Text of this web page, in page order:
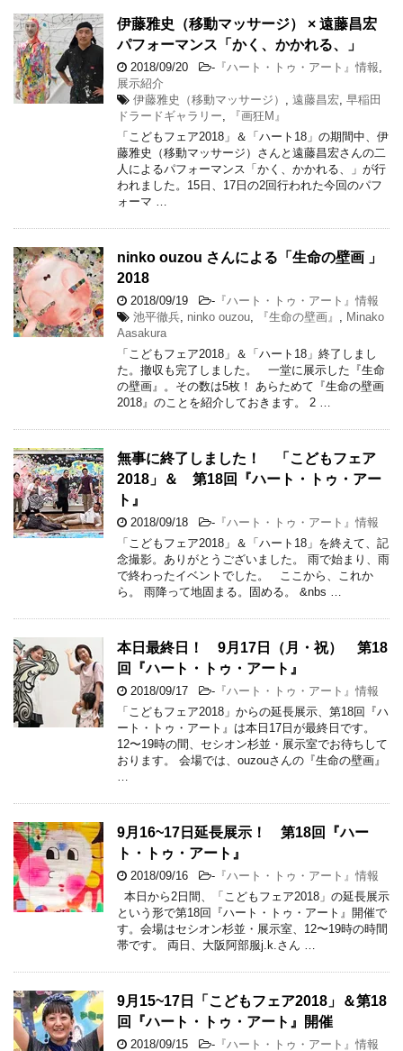
伊藤雅史（移動マッサージ） × 遠藤昌宏
パフォーマンス「かく、かかれる、」
2018/09/20 - 『ハート・トゥ・アート』情報
展示紹介
伊藤雅史（移動マッサージ）
遠藤昌宏 早稲田
ドラードギャラリー
『画狂M』
「こどもフェア2018」＆「ハート18」の期間中、伊
藤雅史（移動マッサージ）さんと遠藤昌宏さんの二
人によるパフォーマンス「かく、かかれる、」が行
われました。15日、17日の2回行われた今回のパフ
ォーマ …
ninko ouzou さんによる「生命の壁画 」
2018
2018/09/19 - 『ハート・トゥ・アート』情報
池平徹兵 ninko ouzou 『生命の壁画』
Minako
Aasakura
「こどもフェア2018」＆「ハート18」終了しまし
た。撤収も完了しました。 一堂に展示した『生命
の壁画』。その数は5枚！ あらためて『生命の壁画
2018』のことを紹介しておきます。 2 …
無事に終了しました！ 「こどもフェア
2018」＆ 第18回『ハート・トゥ・アー
ト』
2018/09/18 - 『ハート・トゥ・アート』情報
「こどもフェア2018」＆「ハート18」を終えて、記
念撮影。ありがとうございました。 雨で始まり、雨
で終わったイベントでした。 ここから、これか
ら。 雨降って地固まる。固める。 &nbs …
本日最終日！ 9月17日（月・祝） 第18
回『ハート・トゥ・アート』
2018/09/17 - 『ハート・トゥ・アート』情報
「こどもフェア2018」からの延長展示、第18回『ハ
ート・トゥ・アート』は本日17日が最終日です。
12〜19時の間、セシオン杉並・展示室でお待ちして
おります。 会場では、ouzouさんの『生命の壁画』
9月16~17日延長展示！ 第18回『ハー
ト・トゥ・アート』
2018/09/16 - 『ハート・トゥ・アート』情報
本日から2日間、「こどもフェア2018」の延長展示
という形で第18回『ハート・トゥ・アート』開催で
す。会場はセシオン杉並・展示室、12〜19時の時間
帯です。 両日、大阪阿部服j.k.さん …
9月15~17日「こどもフェア2018」＆第18
回『ハート・トゥ・アート』開催
2018/09/15 - 『ハート・トゥ・アート』情報